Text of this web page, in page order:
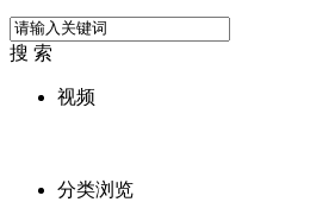
搜 索
视频
分类浏览